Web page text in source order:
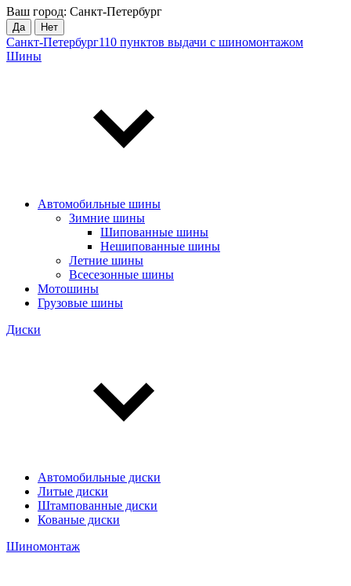
Ваш город: Санкт-Петербург
Да Нет
Санкт-Петербург110 пунктов выдачи с шиномонтажом
Шины
Автомобильные шины
Зимние шины
Шипованные шины
Нешипованные шины
Летние шины
Всесезонные шины
Мотошины
Грузовые шины
Диски
Автомобильные диски
Литые диски
Штампованные диски
Кованые диски
Шиномонтаж